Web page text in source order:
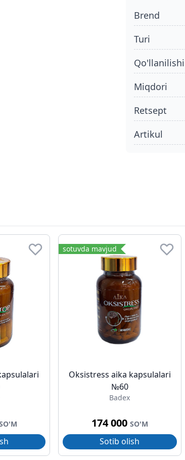
Brend
turi
qo'llanilishi
miqdori
retsept
Artikul
sotuvda mavjud
Oksistress aika kapsulalari
№60
Badex
174 000 SO'M
Sotib olish